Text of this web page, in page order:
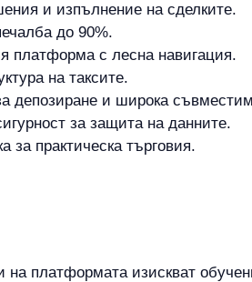
и изпълнение на сделките.
до 90%.
платформа с лесна навигация.
на таксите.
депозиране и широка
за защита на данните.
за практическа търговия.
платформата изискват